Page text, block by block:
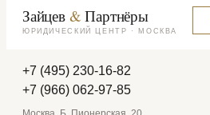
Зайцев & Партнёры
ЮРИДИЧЕСКИЙ ЦЕНТР · МОСКВА
+7 (495) 230-16-82
+7 (966) 062-97-85